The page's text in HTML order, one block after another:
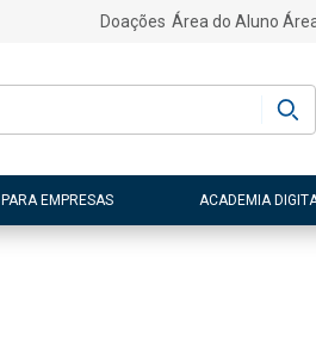
Doações Área do Aluno
PARA EMPRESAS ACADEMIA